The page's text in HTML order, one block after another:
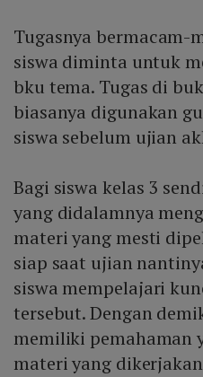
Tugasnya bermacam-
siswa diminta untuk
bku tema. Tugas di
biasanya digunakan
siswa sebelum ujian
Bagi siswa kelas 3
yang didalamnya
materi yang mesti
siap saat ujian
siswa mempelajari
tersebut. Dengan
memiliki pemahaman
materi yang dikerjakan